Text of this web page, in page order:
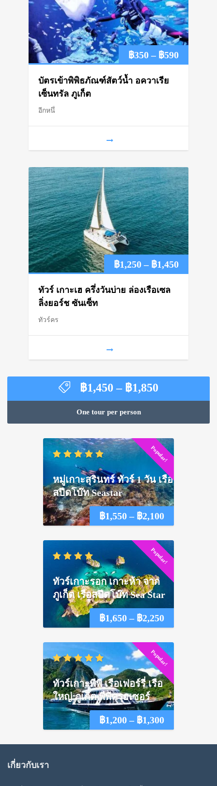
฿350 – ฿590Price
บัตรเข้าพิพิธภัณฑ์สัตว์น้ำ อควาเรีย
เซ็นทรัล ภูเก็ต
อีกหนึ่
฿1,250 – ฿1,450Price
ทัวร์ เกาะเฮ ครึ่งวันบ่าย ล่องเรือเซล
ลิ่งยอร์ช ซันเซ็ท
ทัวร์คร
฿1,450 – ฿1,850
range:
through
฿1,850
One tour per person
Popular!
฿1,550 – ฿2,100Price
฿1,550
through
฿2,100
หมู่เกาะสุรินทร์ ทัวร์ 1 วัน เรือ
สปีดโบ๊ท Seastar
Popular!
฿1,650 – ฿2,250Price
฿1,650
through
฿2,250
ทัวร์เกาะรอก เกาะห้า จาก
ภูเก็ต เรือสปีดโบ๊ท Sea Star
Popular!
฿1,200 – ฿1,300Price
ทัวร์เกาะพีพี เรือเฟอร์รี่ เรือ
ใหญ่ ภูเก็ต พีพีครุยเซอร์
เกี่ยวกับเรา